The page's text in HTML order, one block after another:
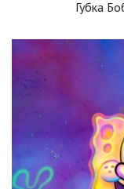
Губка